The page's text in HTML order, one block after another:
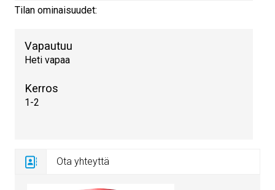
Tilan ominaisuudet:
Vapautuu
Heti vapaa
Kerros
1-2
Ota yhteyttä